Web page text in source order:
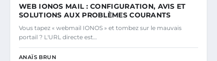
WEB IONOS MAIL : CONFIGURATION, AVIS ET
SOLUTIONS AUX PROBLÈMES COURANTS
Vous tapez « webmail IONOS » et tombez sur le mauvais
portail ? L'URL directe est…
ANAÏS BRUN